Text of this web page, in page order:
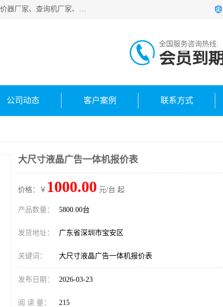
深圳市国峰智能电子科技有限公司业务涵盖范围：排队叫号机厂家、触摸一体机厂家、广告机厂家、评价器厂家、查询机厂家、自助终端机厂家；公司是一家集研发、生产、销售为一体的国民企业，设备制造商和解决方案提供商，广泛应用于银行、医院、、电力、电信、、交通、民航、保险等行业，为不同行业量身定制软硬件为一体的解决方案。
全国服务咨询热线:
会员到期
公司动态 客户案例 联系方式
大尺寸液晶广告一体机报价表
价格：￥ 1000.00 元/台 起
产品数量： 5800.00台
发货地址： 广东省深圳市宝安区
关键词： 大尺寸液晶广告一体机报价表
发布日期： 2026-03-23
阅 读 量： 215